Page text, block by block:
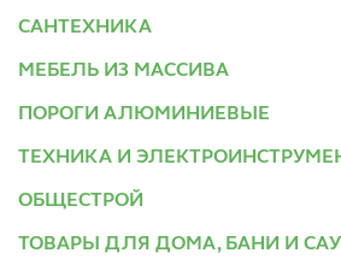
САНТЕХНИКА
МЕБЕЛЬ ИЗ МАССИВА
ПОРОГИ АЛЮМИНИЕВЫЕ
ТЕХНИКА И
ОБЩЕСТРОЙ
ТОВАРЫ ДЛЯ ДОМА, БАНИ И